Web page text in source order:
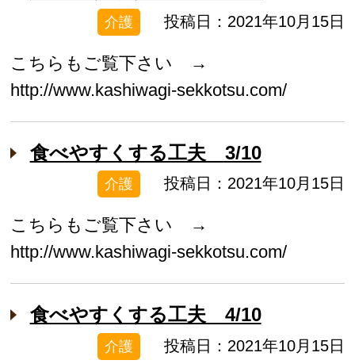
介護 投稿日：2021年10月15日
こちらもご覧下さい →
http://www.kashiwagi-sekkotsu.com/
食べやすくする工夫 3/10
介護 投稿日：2021年10月15日
こちらもご覧下さい →
http://www.kashiwagi-sekkotsu.com/
食べやすくする工夫 4/10
介護 投稿日：2021年10月15日